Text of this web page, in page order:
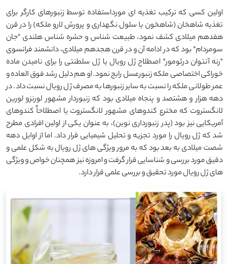
اولین کسی که ترکیب تغذیه ای مورداستفاده توسط زنبورهای کارگر برای
تغذیه شاهخان (شاهخون یا سلول نگهداری و پرورش لارو ملکه) را در قرن
هفدهم میلادی کشف نمود، طبیعت شناس و حشره شناس هلندی "جان
سومردام" بود که در ادامه آن و در قرن هجدهم میلادی، دانشمند فرانسوی
"رنه آنتوان درئومور" اصطلاح ژل رویال یا ژل سلطنتی را برای نامیدن ماده
خوراکی اختصاصی ملکه زنبورعسل رایج نمود. او هم دلیل رشد فوق العاده و
عمر طولانی ملکه را نسبت به سایر زنبورها به مصرف ژل رویال نسبت داد. در
دهه هزار و هشتصد و پنجاه میلادی بود که زنبوردار مشهور لورنزو لورین
لانگستروت که مخترع کندوهای مشهور لانگستروت یا اصطلاحاٌ کندوهای
آمریکایی نیز بود (پدر زنبورداری نوین)، به عنوان یکی از اولین افرادی مطرح
شد که ژل رویال را مورد تجزیه و تحلیل شیمیایی قرار داد. اما از اوایل دهه
شصت میلادی به بعد بود که به مرور ویژگی های ژل رویال به شکل علمی و
دقیق مورد بررسی و شناسایی قرار گرفت و امروزه نیز همچنان خواص و ویژگی
های ژل رویال مورد تحقیق و بررسی علمی قرار دارد.